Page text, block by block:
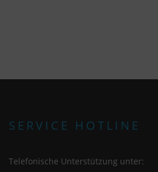
SERVICE HOTLINE
Telefonische Unterstützung unter: